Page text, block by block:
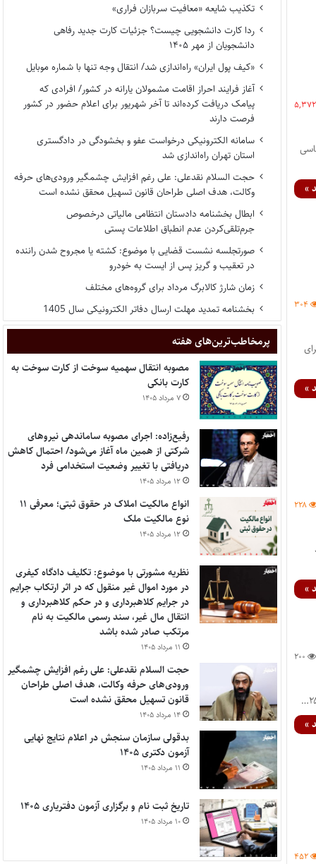
۵,۳۷۲
»
۳۰۴
»
۲۲۸
»
۲۰۰
»
۴۵۲
تکذیب شایعه «معافیت سربازان فراری»
ردا کارت دانشجویی چیست؟ جزئیات کارت جدید رفاهی
دانشجویان از مهر ۱۴۰۵
«کیف پول ایران» راه‌اندازی شد/ انتقال وجه تنها با شماره موبایل
آغاز فرایند احراز اقامت مشمولان یارانه در کشور/ افرادی که
پیامک دریافت کرده‌اند تا آخر شهریور برای اعلام حضور در کشور
فرصت دارند
سامانه الکترونیکی درخواست عفو و بخشودگی در دادگستری
استان تهران راه‌اندازی شد
حجت السلام نقدعلی: علی رغم افزایش چشمگیر ورودی‌های حرفه
وکالت، هدف اصلی طراحان قانون تسهیل محقق نشده است
ابطال بخشنامه دادستان انتظامی مالیاتی درخصوص
جرم‌تلقی‌کردن عدم انطباق اطلاعات پستی
صورتجلسه نشست قضایی با موضوع: کشته یا مجروح شدن راننده
در تعقیب و گریز پس از ایست به خودرو
زمان شارژ کالابرگ مرداد برای گروه‌های مختلف
بخشنامه تمدید مهلت ارسال دفاتر الکترونیکی سال 1405
پر‌مخاطب‌ترین‌های هفته
مصوبه انتقال سهمیه سوخت از کارت سوخت به
کارت بانکی
۷ مرداد ۱۴۰۵
رفیع‌زاده: اجرای مصوبه ساماندهی نیروهای
شرکتی از همین ماه آغاز می‌شود/ احتمال کاهش
دریافتی با تغییر وضعیت استخدامی فرد
۱۲ مرداد ۱۴۰۵
انواع مالکیت املاک در حقوق ثبتی؛ معرفی ۱۱
نوع مالکیت ملک
۱۲ مرداد ۱۴۰۵
نظریه مشورتی با موضوع: تکلیف دادگاه کیفری
در مورد اموال غیر منقول که در اثر ارتکاب جرایم
در جرایم کلاهبرداری و در حکم کلاهبرداری و
انتقال مال غیر، سند رسمی مالکیت به نام
مرتکب صادر شده باشد
۱۱ مرداد ۱۴۰۵
حجت السلام نقدعلی: علی رغم افزایش چشمگیر
ورودی‌های حرفه وکالت، هدف اصلی طراحان
قانون تسهیل محقق نشده است
۱۴ مرداد ۱۴۰۵
بدقولی سازمان سنجش در اعلام نتایج نهایی
آزمون دکتری ۱۴۰۵
۱۱ مرداد ۱۴۰۵
تاریخ ثبت نام و برگزاری آزمون دفتریاری ۱۴۰۵
۱۰ مرداد ۱۴۰۵